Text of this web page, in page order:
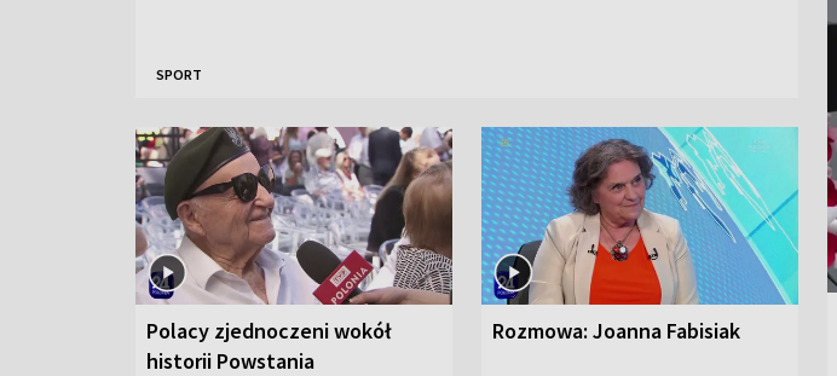
SPORT
Polacy zjednoczeni wokół
historii Powstania
Rozmowa: Joanna Fabisiak